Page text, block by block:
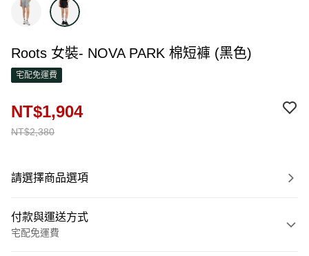
Roots 女裝- NOVA PARK 棉短褲 (黑色)
宅配免運費
NT$2,380
NT$1,904
請選擇商品選項
付款與運送方式
宅配免運費